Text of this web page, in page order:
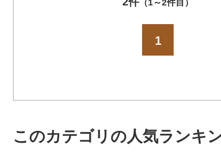
（1～2件目）
1
このカテゴリの人気ランキ